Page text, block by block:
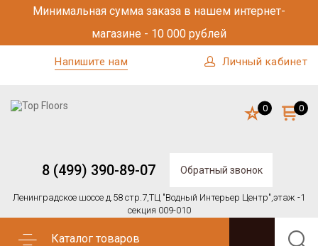
Минимальная сумма заказа в нашем интернет-
магазине - 10 000 рублей
Напишите нам Личный кабинет
8 (499) 390-89-07 Обратный звонок
Ленинградское шоссе д.58 стр.7,ТЦ "Водный Интерьер Центр",этаж -1
секция 009-010
0 0
Каталог товаров